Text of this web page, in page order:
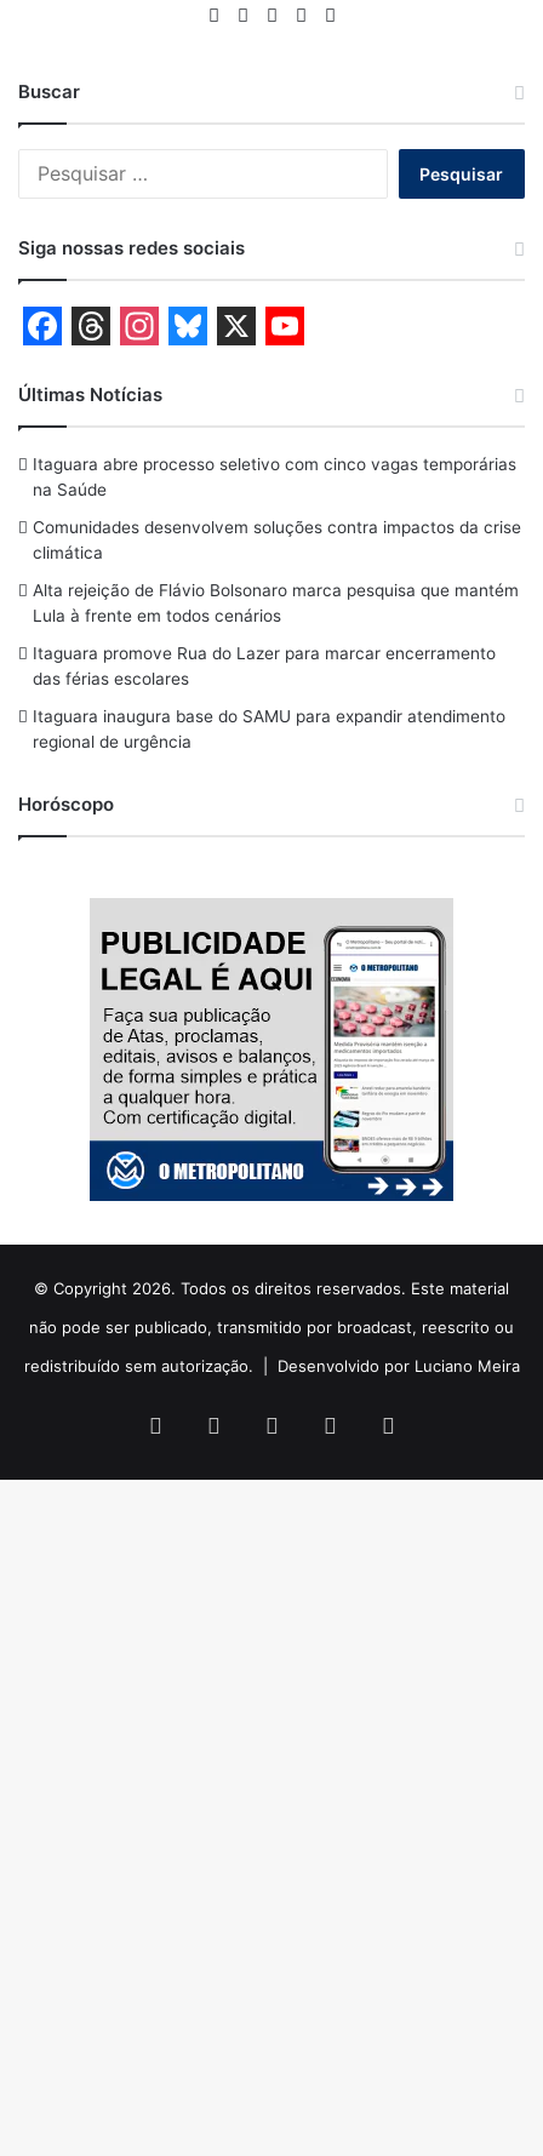
WebsiteFacebook
X YouTube
Buscar
Siga nossas redes sociais
a
c
e
b
o
o
k
h
r
e
a
d
s
n
s
t
a
r
a
m
u
e
s
y
u
T
u
e
Últimas Notícias
Itaguara abre processo seletivo com cinco vagas temporárias
na Saúde
Comunidades desenvolvem soluções contra impactos da crise
climática
Alta rejeição de Flávio Bolsonaro marca pesquisa que mantém
Lula à frente em todos cenários
Itaguara promove Rua do Lazer para marcar encerramento
das férias escolares
Itaguara inaugura base do SAMU para expandir atendimento
regional de urgência
Horóscopo
© Copyright 2026. Todos os direitos reservados. Este material
não pode ser publicado, transmitido por broadcast, reescrito ou
redistribuído sem autorização. | Desenvolvido por Luciano Meira
Facebook YouTubeInstagram